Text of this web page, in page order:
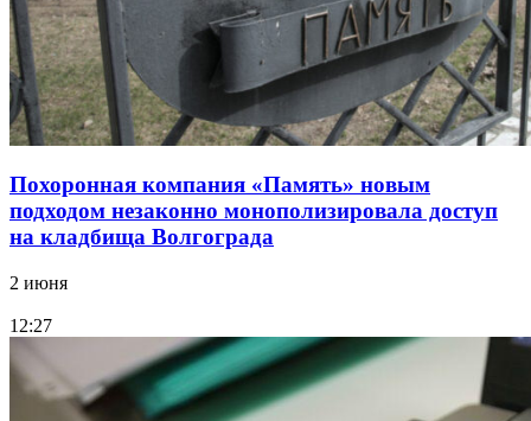
Похоронная компания «Память» новым
подходом незаконно монополизировала доступ
на кладбища Волгограда
2 июня
12:27